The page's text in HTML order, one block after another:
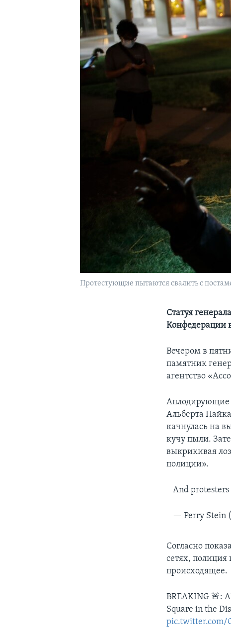
Протестующие пытаются свалить с
Статуя
Конфедерации
Вечером в
памятник
агентство
Аплодирующие
Альберта
качнулась на
кучу пыли.
выкрикивая
полиции».
And
— Perry Stein
Согласно
сетях, полиция
происходящее.
BREAKING 🚨:
Square in the
pic.twitter.com/